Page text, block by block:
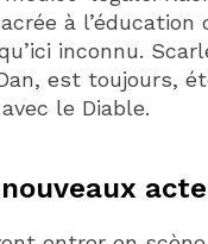
à
inconnu.
est toujours,
le Diable.